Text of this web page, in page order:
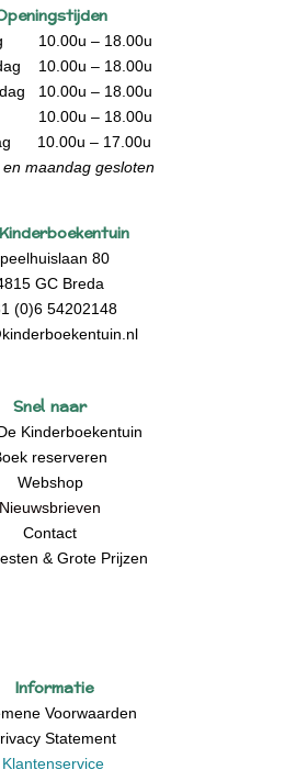
10.00u – 18.00u
10.00u – 18.00u
10.00u – 18.00u
10.00u – 18.00u
10.00u – 17.00u
maandag gesloten
80
GC Breda
(0)6 54202148
Snel naar
Kinderboekentuin
reserveren
Webshop
Nieuwsbrieven
Contact
& Grote Prijzen
Informatie
Voorwaarden
Statement
Klantenservice